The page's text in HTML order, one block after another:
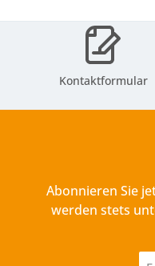
Kontaktformular
Abonnieren Sie
werden stets